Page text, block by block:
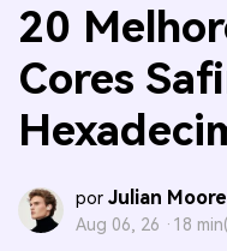
20
Cores
por Julian Moore
Aug 06, 26 · 18